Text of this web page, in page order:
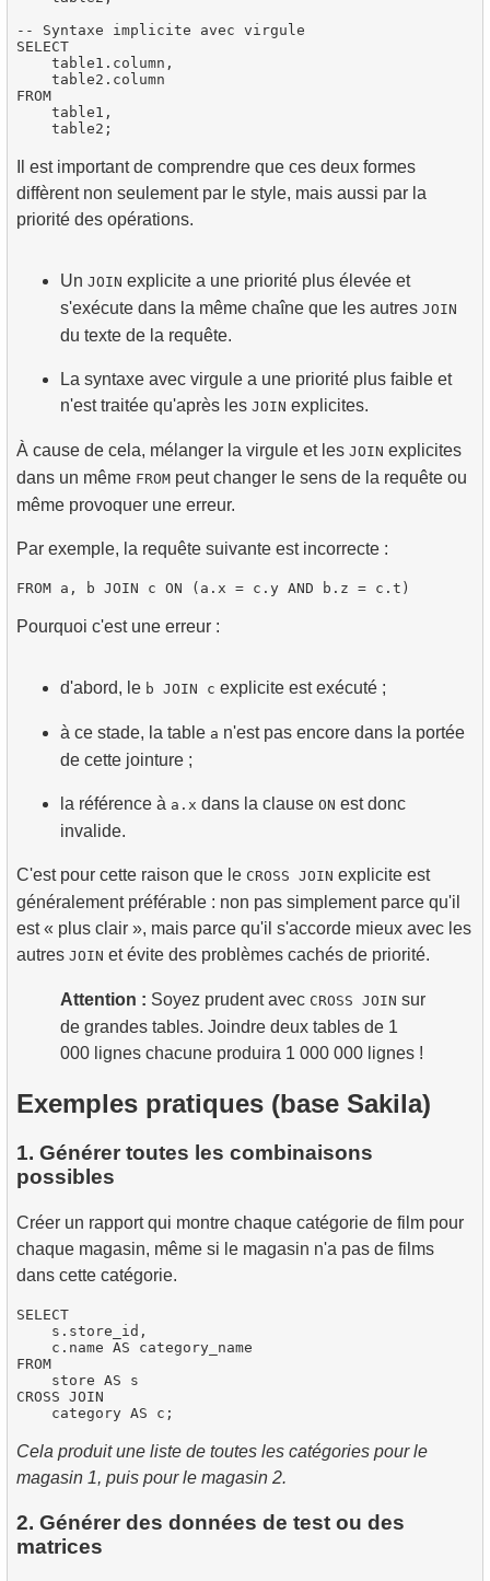
-- Syntaxe implicite avec virgule
SELECT
    table1.column,
    table2.column
FROM
    table1,
Il est important de comprendre que ces deux formes
diffèrent non seulement par le style, mais aussi par la
priorité des opérations.
Un JOIN explicite a une priorité plus élevée et
s'exécute dans la même chaîne que les autres JOIN
du texte de la requête.
La syntaxe avec virgule a une priorité plus faible et
n'est traitée qu'après les JOIN explicites.
À cause de cela, mélanger la virgule et les JOIN explicites
dans un même FROM peut changer le sens de la requête ou
même provoquer une erreur.
Par exemple, la requête suivante est incorrecte :
Pourquoi c'est une erreur :
d'abord, le b JOIN c explicite est exécuté ;
à ce stade, la table a n'est pas encore dans la portée
de cette jointure ;
la référence à a.x dans la clause ON est donc
invalide.
C'est pour cette raison que le CROSS JOIN explicite est
généralement préférable : non pas simplement parce qu'il
est « plus clair », mais parce qu'il s'accorde mieux avec les
autres JOIN et évite des problèmes cachés de priorité.
Attention : Soyez prudent avec CROSS JOIN sur
de grandes tables. Joindre deux tables de 1
000 lignes chacune produira 1 000 000 lignes !
Exemples pratiques (base Sakila)
1. Générer toutes les combinaisons
possibles
Créer un rapport qui montre chaque catégorie de film pour
chaque magasin, même si le magasin n'a pas de films
dans cette catégorie.
SELECT
    s.store_id,
    c.name AS category_name
FROM
    store AS s
CROSS JOIN
Cela produit une liste de toutes les catégories pour le
magasin 1, puis pour le magasin 2.
2. Générer des données de test ou des
matrices